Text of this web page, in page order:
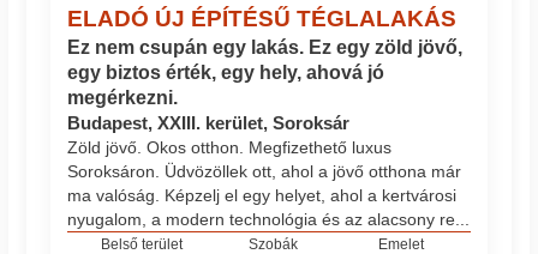
ELADÓ ÚJ ÉPÍTÉSŰ TÉGLALAKÁS
Ez nem csupán egy lakás. Ez egy zöld jövő,
egy biztos érték, egy hely, ahová jó
megérkezni.
Budapest, XXIII. kerület, Soroksár
Zöld jövő. Okos otthon. Megfizethető luxus
Soroksáron. Üdvözöllek ott, ahol a jövő otthona már
ma valóság. Képzelj el egy helyet, ahol a kertvárosi
nyugalom, a modern technológia és az alacsony re...
Belső terület Szobák Emelet